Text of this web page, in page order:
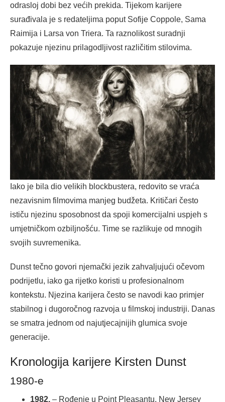
odrasloj dobi bez većih prekida. Tijekom karijere
surađivala je s redateljima poput Sofije Coppole, Sama
Raimija i Larsa von Triera. Ta raznolikost suradnji
pokazuje njezinu prilagodljivost različitim stilovima.
Iako je bila dio velikih blockbustera, redovito se vraća
nezavisnim filmovima manjeg budžeta. Kritičari često
ističu njezinu sposobnost da spoji komercijalni uspjeh s
umjetničkom ozbiljnošću. Time se razlikuje od mnogih
svojih suvremenika.
Dunst tečno govori njemački jezik zahvaljujući očevom
podrijetlu, iako ga rijetko koristi u profesionalnom
kontekstu. Njezina karijera često se navodi kao primjer
stabilnog i dugoročnog razvoja u filmskoj industriji. Danas
se smatra jednom od najutjecajnijih glumica svoje
generacije.
Kronologija karijere Kirsten Dunst
1980-e
1982. – Rođenje u Point Pleasantu, New Jersey